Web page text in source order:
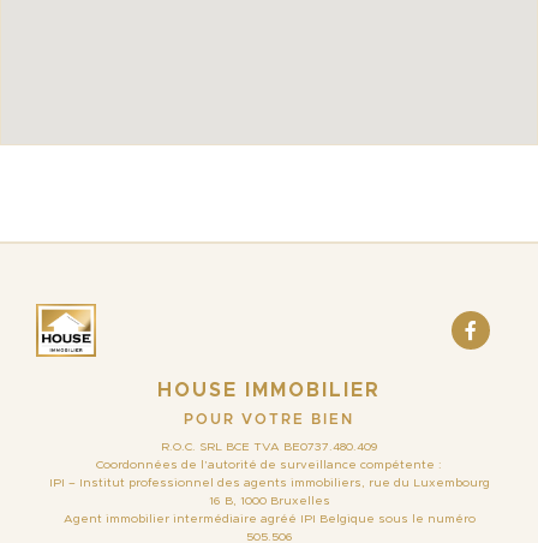
HOUSE IMMOBILIER
POUR VOTRE BIEN
R.O.C. SRL BCE TVA BE0737.480.409
Coordonnées de l’autorité de surveillance compétente :
IPI – Institut professionnel des agents immobiliers, rue du Luxembourg
16 B, 1000 Bruxelles
Agent immobilier intermédiaire agréé IPI Belgique sous le numéro
505.506